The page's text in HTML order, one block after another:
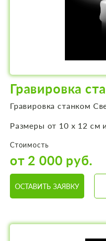
Гравировка
Гравировка станком
Размеры от 10 х 12 см
Стоимость
от 2 000 руб.
ОСТАВИТЬ ЗАЯВКУ